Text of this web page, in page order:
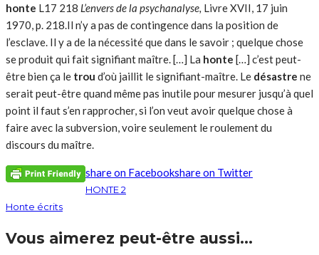
honte L17 218 L’envers de la psychanalyse, Livre XVII, 17 juin
1970, p. 218.Il n’y a pas de contingence dans la position de
l’esclave. Il y a de la né­cessité que dans le savoir ; quelque chose
se produit qui fait signifiant maître. […] La honte […] c’est peut-
être bien ça le trou d’où jaillit le si­gnifiant-maître. Le désastre ne
serait peut-être quand même pas inutile pour mesurer jusqu’à quel
point il faut s’en rapprocher, si l’on veut avoir quelque chose à
faire avec la subversion, voire seulement le rou­lement du
discours du maître.
share on Facebookshare on Twitter
HONTE 2
Honte écrits
Vous aimerez peut-être aussi...